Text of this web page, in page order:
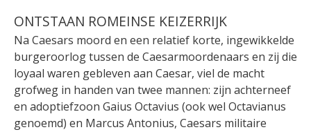
ONTSTAAN ROMEINSE KEIZERRIJK
Na Caesars moord en een relatief korte, ingewikkelde
burgeroorlog tussen de Caesarmoordenaars en zij die
loyaal waren gebleven aan Caesar, viel de macht
grofweg in handen van twee mannen: zijn achterneef
en adoptiefzoon Gaius Octavius (ook wel Octavianus
genoemd) en Marcus Antonius, Caesars militaire